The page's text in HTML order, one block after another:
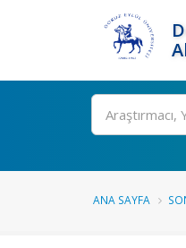
Ara
ANA SAYFA